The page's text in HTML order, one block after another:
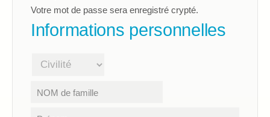
Votre mot de passe sera enregistré crypté.
Informations personnelles